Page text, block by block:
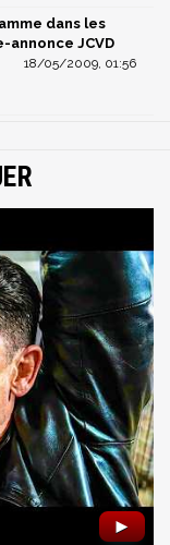
dans les
annonce JCVD
18/05/2009, 01:56
►